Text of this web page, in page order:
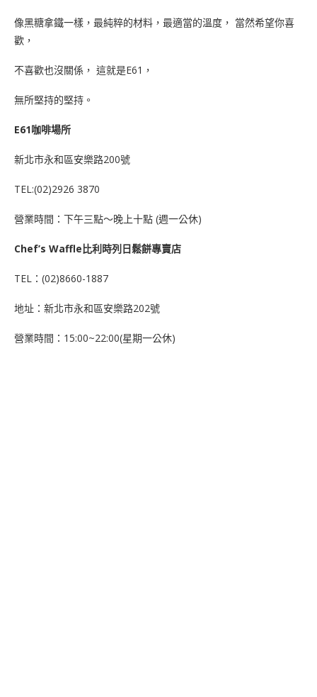
像黑糖拿鐵一樣，最純粹的材料，最適當的溫度， 當然希望你喜
歡，
不喜歡也沒關係， 這就是E61，
無所堅持的堅持。
E61咖啡場所
新北市永和區安樂路200號
TEL:(02)2926 3870
營業時間：下午三點～晚上十點 (週一公休)
Chef’s Waffle比利時列日鬆餅專賣店
TEL：(02)8660-1887
地址：新北市永和區安樂路202號
營業時間：15:00~22:00(星期一公休)